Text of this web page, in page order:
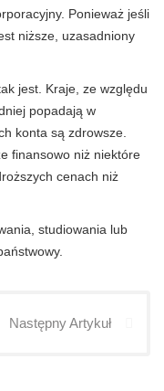
Ponieważ jeśli
niższe, uzasadniony
jest. Kraje, ze względu
popadają w
konta są zdrowsze.
finansowo niż niektóre
cenach niż
studiowania lub
Następny Artykuł